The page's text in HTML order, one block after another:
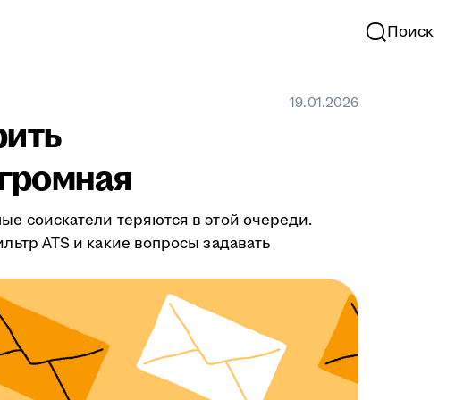
Поиск
19.01.2026
соискатели теряются в этой очереди.
ATS и какие вопросы задавать